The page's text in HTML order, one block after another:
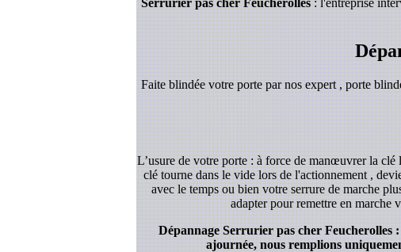
Serrurier pas cher Feucherolles: l'entreprise
Faite blindée votre porte par nos expert , porte
L’usure de votre porte : à force de manœuvrer la
clé tourne dans le vide lors de l'actionnement ,
avec le temps ou bien votre serrure de marche
adapter pour remettre en marche
Dépannage Serrurier pas cher Feucherolles
ajournée, nous remplions